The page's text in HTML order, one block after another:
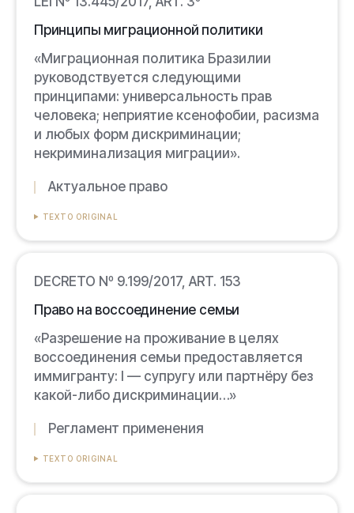
Принципы миграционной политики
«Миграционная политика Бразилии
руководствуется следующими
принципами: универсальность прав
человека; неприятие ксенофобии, расизма
и любых форм дискриминации;
некриминализация миграции».
Актуальное право
TEXTO ORIGINAL
DECRETO Nº 9.199/2017, ART. 153
Право на воссоединение семьи
«Разрешение на проживание в целях
воссоединения семьи предоставляется
иммигранту: I — супругу или партнёру без
какой-либо дискриминации…»
Регламент применения
TEXTO ORIGINAL